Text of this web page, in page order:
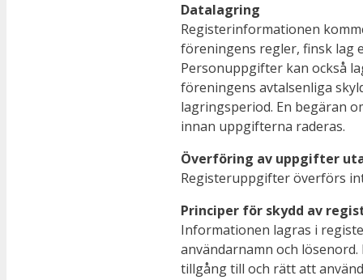
Datalagring
Registerinformationen
föreningens regler, finsk lag
Personuppgifter kan också
föreningens avtalsenliga
lagringsperiod. En begäran
innan uppgifterna raderas.
Överföring av uppgifter
Registeruppgifter överförs
Principer för skydd av
Informationen lagras i
användarnamn och
tillgång till och rätt att